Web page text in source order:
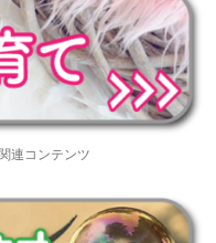
連コンテンツ